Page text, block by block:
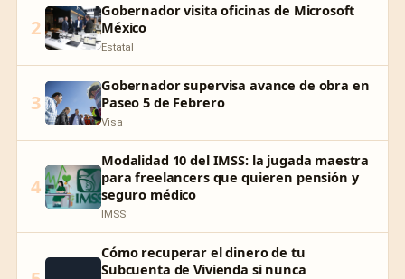
2
Gobernador visita oficinas de Microsoft
México
Estatal
3
Gobernador supervisa avance de obra en
Paseo 5 de Febrero
Visa
4
Modalidad 10 del IMSS: la jugada maestra
para freelancers que quieren pensión y
seguro médico
IMSS
Cómo recuperar el dinero de tu
Subcuenta de Vivienda si nunca